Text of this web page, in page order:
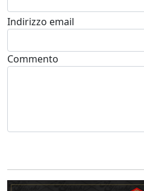
Indirizzo email
Commento